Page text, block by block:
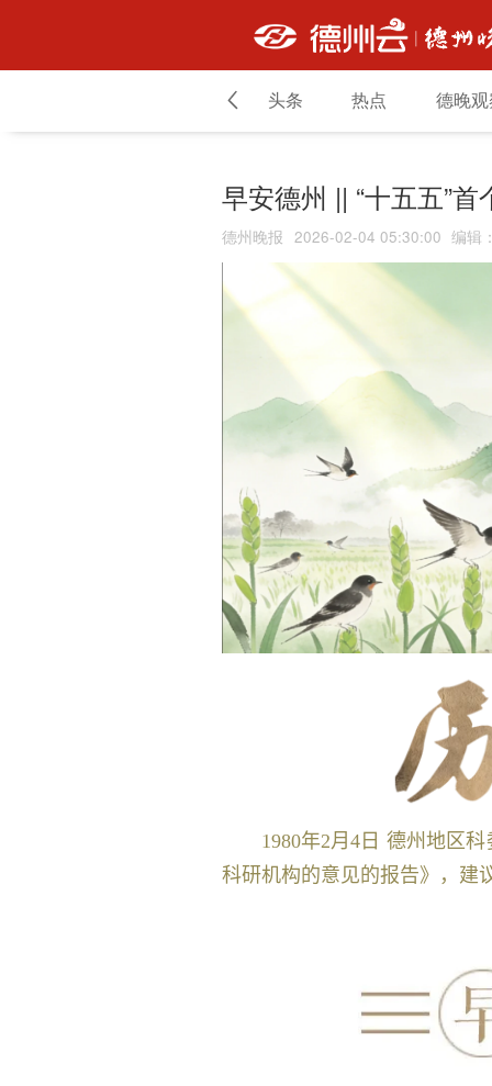
头条 热点 德晚
早安德州 || “十五五”
德州晚报 2026-02-04 05:30:00 编辑
1980年2月4日 德州地区
科研机构的意见的报告》，建